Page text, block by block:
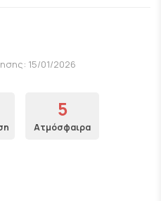
15/01/2026
5
Ατμόσφαιρα